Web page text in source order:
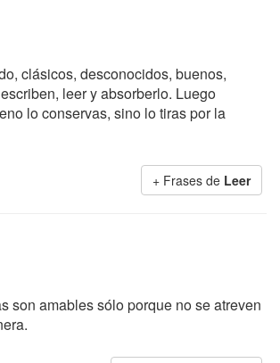
clásicos, desconocidos, buenos,
leer y absorberlo. Luego
lo conservas, sino lo tiras por la
+ Frases de Leer
son amables sólo porque no se atreven